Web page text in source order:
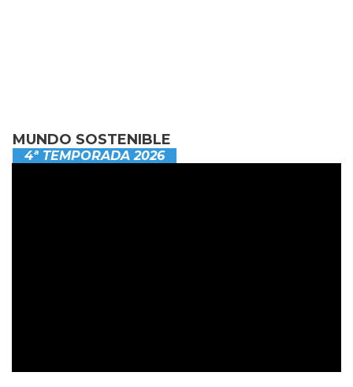
MUNDO SOSTENIBLE
4ª TEMPORADA 2026